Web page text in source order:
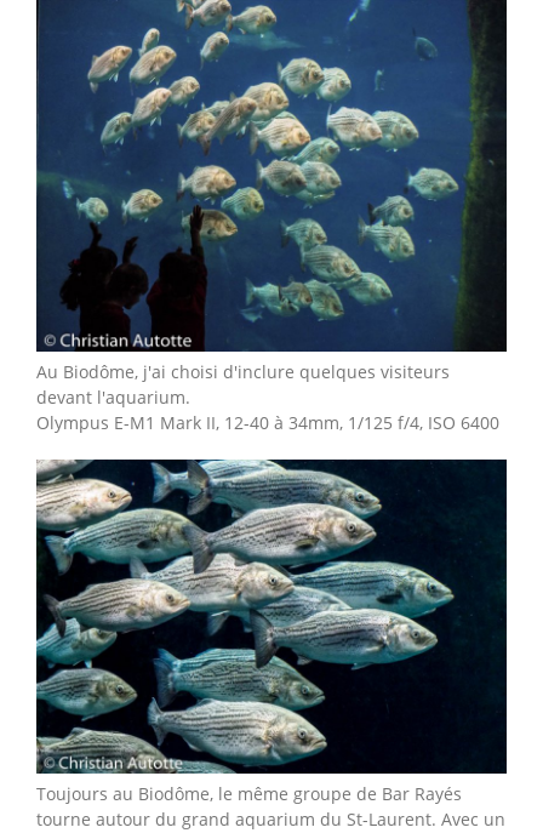
Au Biodôme, j'ai choisi d'inclure quelques visiteurs
devant l'aquarium.
Olympus E-M1 Mark II, 12-40 à 34mm, 1/125 f/4, ISO 6400
Toujours au Biodôme, le même groupe de Bar Rayés
tourne autour du grand aquarium du St-Laurent. Avec un